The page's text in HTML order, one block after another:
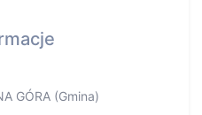
GÓRA (Gmina)